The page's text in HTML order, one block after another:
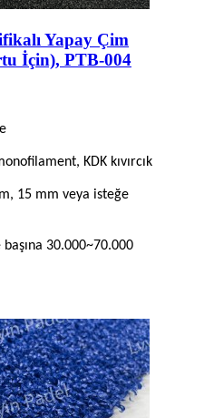
Yapay Çim
İçin), PTB-004
KDK kıvırcık
15 mm veya isteğe
30.000~70.000